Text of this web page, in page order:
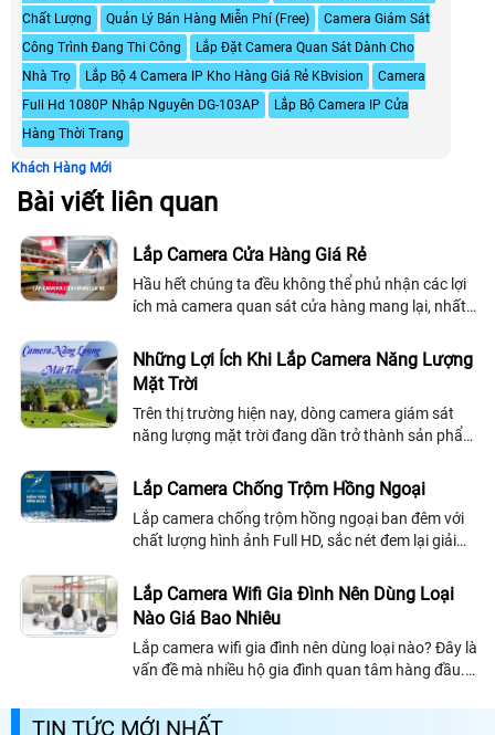
Chất Lượng
Quản Lý Bán Hàng Miễn Phí (Free)
Camera Giám Sát
Công Trình Đang Thi Công
Lắp Đặt Camera Quan Sát Dành Cho
Nhà Trọ
Lắp Bộ 4 Camera IP Kho Hàng Giá Rẻ KBvision
Camera
Full Hd 1080P Nhập Nguyên DG-103AP
Lắp Bộ Camera IP Cửa
Hàng Thời Trang
Khách Hàng Mới
Bài viết liên quan
Lắp Camera Cửa Hàng Giá Rẻ
Hầu hết chúng ta đều không thể phủ nhận các lợi
ích mà camera quan sát cửa hàng mang lại, nhất
hàng bán lẻ
Những Lợi Ích Khi Lắp Camera Năng Lượng
Mặt Trời
Trên thị trường hiện nay, dòng camera giám sát
năng lượng mặt trời đang dần trở thành sản phẩm
cao hiệu quả cho các loại camera...
Lắp Camera Chống Trộm Hồng Ngoại
Lắp camera chống trộm hồng ngoại ban đêm với
chất lượng hình ảnh Full HD, sắc nét đem lại giải
hồng ngoại thông minh.
Lắp Camera Wifi Gia Đình Nên Dùng Loại
Nào Giá Bao Nhiêu
Lắp camera wifi gia đình nên dùng loại nào? Đây là
vấn đề mà nhiều hộ gia đình quan tâm hàng đầu.
cần tìm hiểu camera đó dùng có tốt không, giá bao
TIN TỨC MỚI NHẤT